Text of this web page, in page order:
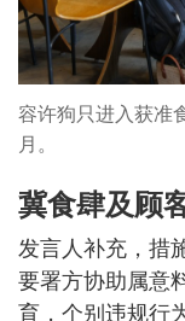
容许狗只进入获准
月。
冀食肆及顾
发言人补充，措
要署方协助属意
育，个别违规行